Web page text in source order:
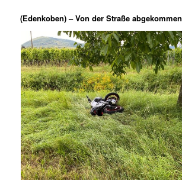
(Edenkoben) – Von der Straße abgekommen